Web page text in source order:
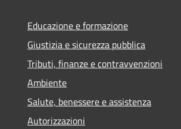
Educazione e formazione
Giustizia e sicurezza pubblica
Tributi, finanze e contravvenzioni
Ambiente
Salute, benessere e assistenza
Autorizzazioni